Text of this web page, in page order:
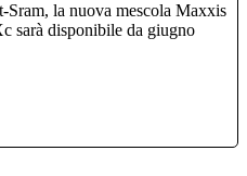
Sram, la nuova mescola Maxxis
sarà disponibile da giugno